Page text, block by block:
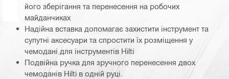
його зберігання та перенесення на робочих
майданчиках
Надійна вставка допомагає захистити інструмент та
супутні аксесуари та спростити їх розміщення у
чемодані для інструментів Hilti
Подвійна ручка для зручного перенесення двох
чемоданів Hilti в одній руці.